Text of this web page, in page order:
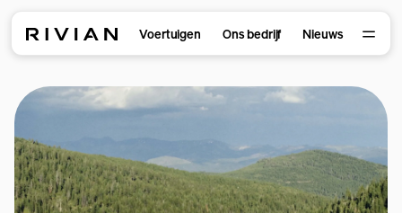
Voertuigen Ons bedrijf Nieuws